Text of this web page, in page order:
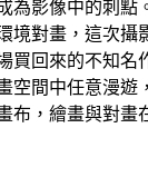
為影像中的刺點
境對畫，這次攝
買回來的不知名
空間中任意漫遊
布，繪畫與對畫